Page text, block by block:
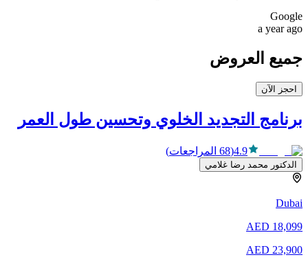
Google
a year ago
جميع العروض
احجز الآن
برنامج التجديد الخلوي وتحسين طول العمر
4.9
(
68 المراجعات)
الدكتور محمد رضا غلامي
Dubai
18,099
AED
23,900
AED